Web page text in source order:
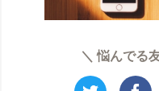
＼ 悩んでる